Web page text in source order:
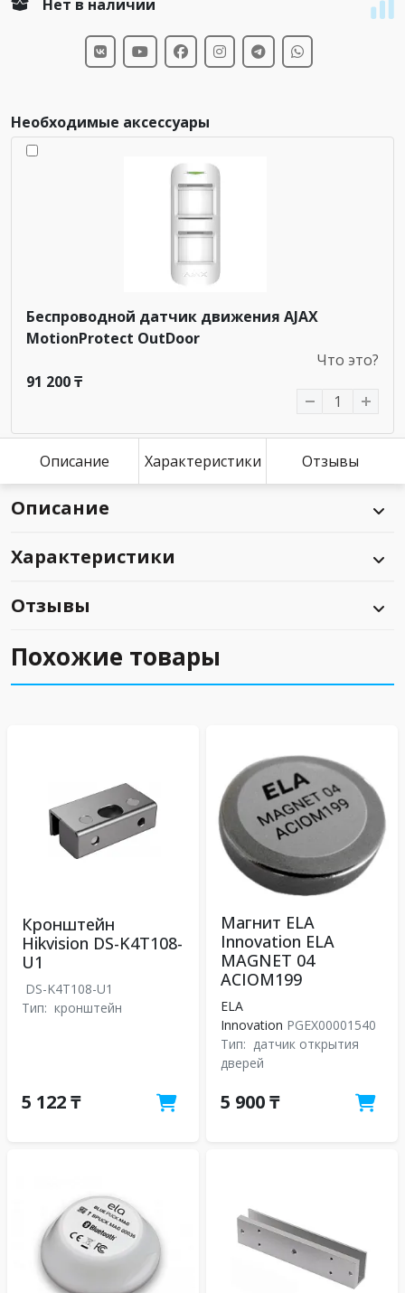
Нет в наличии
Необходимые аксессуары
Беспроводной датчик движения AJAX
MotionProtect OutDoor
Что это?
91 200 ₸
Описание Характеристики Отзывы
Описание
Характеристики
Отзывы
Похожие товары
Кронштейн
Hikvision DS-K4T108-
U1
DS-K4T108-U1
Тип: кронштейн
5 122 ₸
Магнит ELA
Innovation ELA
MAGNET 04
ACIOM199
ELA
Innovation PGEX00001540
Тип: датчик открытия
дверей
5 900 ₸